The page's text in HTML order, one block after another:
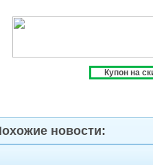
Купон на
новости: